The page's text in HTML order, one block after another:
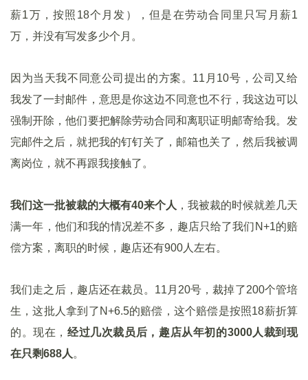
薪1万，按照18个月发），但是在劳动合同里只写月薪1
万，并没有写发多少个月。
因为当天我不同意公司提出的方案。11月10号，公司又给
我发了一封邮件，意思是你这边不同意也不行，我这边可以
强制开除，他们要把解除劳动合同和离职证明邮寄给我。发
完邮件之后，就把我的钉钉关了，邮箱也关了，然后我被调
离岗位，就不再跟我接触了。
我们这一批被裁的大概有40来个人 ，我被裁的时候就差几天
满一年，他们和我的情况差不多，趣店只给了我们N+1的赔
偿方案，离职的时候，趣店还有900人左右。
我们走之后，趣店还在裁员。11月20号，裁掉了200个管培
生，这批人拿到了N+6.5的赔偿，这个赔偿是按照18薪折算
的。现在，经过几次裁员后，趣店从年初的3000人裁到现
在只剩688人 。